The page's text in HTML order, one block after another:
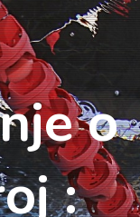
o
: